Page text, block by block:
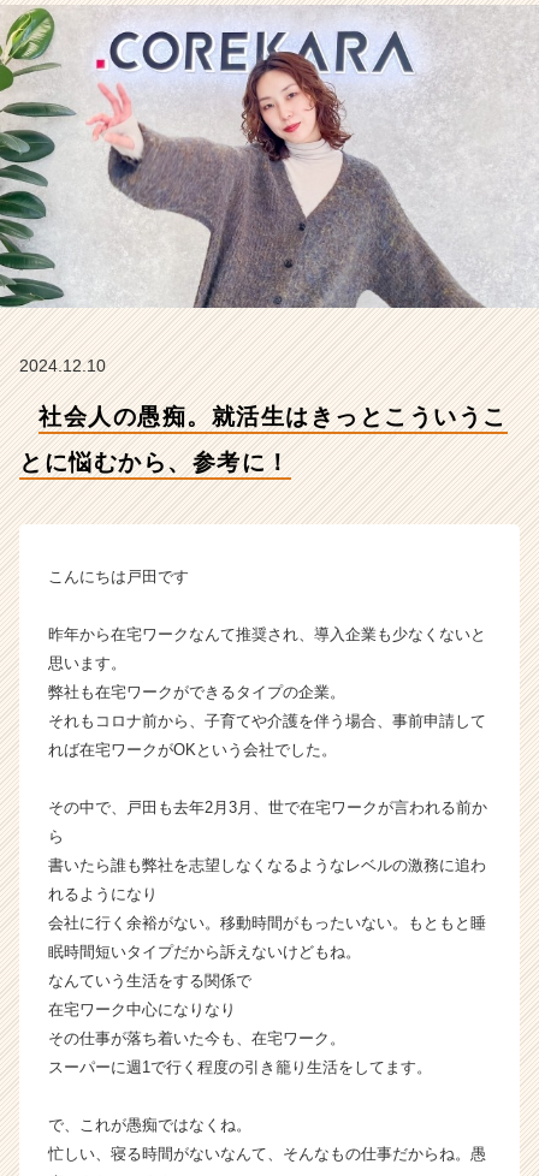
に
悩
む
か
参
考
に！
【株
式
会
社
こ
の
タ
イ
ン
ャ
ー・
成
業
ら
カ
ウ
ト
届
く
就
サ
イ
2024.12.10
社会人の愚痴。就活生はきっとこういうこ
とに悩むから、参考に！
こんにちは戸田です
昨年から在宅ワークなんて推奨され、導入企業も少なくないと
思います。
弊社も在宅ワークができるタイプの企業。
それもコロナ前から、子育てや介護を伴う場合、事前申請して
れば在宅ワークがOKという会社でした。
その中で、戸田も去年2月3月、世で在宅ワークが言われる前か
ら
書いたら誰も弊社を志望しなくなるようなレベルの激務に追わ
れるようになり
会社に行く余裕がない。移動時間がもったいない。もともと睡
眠時間短いタイプだから訴えないけどもね。
なんていう生活をする関係で
在宅ワーク中心になりなり
その仕事が落ち着いた今も、在宅ワーク。
スーパーに週1で行く程度の引き籠り生活をしてます。
で、これが愚痴ではなくね。
忙しい、寝る時間がないなんて、そんなもの仕事だからね。愚